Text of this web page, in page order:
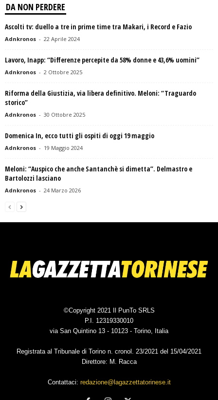
DA NON PERDERE
Ascolti tv: duello a tre in prime time tra Makari, i Record e Fazio
Adnkronos - 22 Aprile 2024
Lavoro, Inapp: “Differenze percepite da 58% donne e 43,6% uomini”
Adnkronos - 2 Ottobre 2025
Riforma della Giustizia, via libera definitivo. Meloni: “Traguardo
storico”
Adnkronos - 30 Ottobre 2025
Domenica In, ecco tutti gli ospiti di oggi 19 maggio
Adnkronos - 19 Maggio 2024
Meloni: “Auspico che anche Santanchè si dimetta”. Delmastro e
Bartolozzi lasciano
Adnkronos - 24 Marzo 2026
©Copyright 2021 Il PunTo SRLS
P.I. 12319330010
via San Quintino 13 - 10123 - Torino, Italia
Registrata al Tribunale di Torino n. cronol. 23/2021 del 15/04/2021
Direttore: M. Racca
Contattaci: redazione@lagazzettatorinese.it